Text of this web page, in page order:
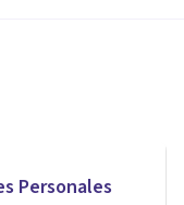
Personales